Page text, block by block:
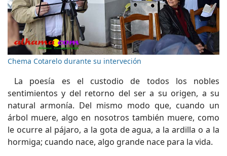
Chema Cotarelo durante su interveción
La poesía es el custodio de todos los nobles
sentimientos y del retorno del ser a su origen, a su
natural armonía. Del mismo modo que, cuando un
árbol muere, algo en nosotros también muere, como
le ocurre al pájaro, a la gota de agua, a la ardilla o a la
hormiga; cuando nace, algo grande nace para la vida.